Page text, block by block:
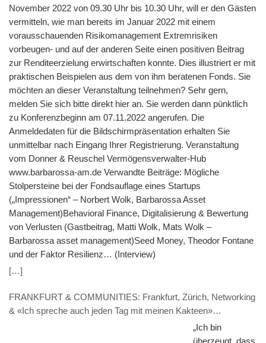
November 2022 von 09.30 Uhr bis 10.30 Uhr, will er den Gästen
vermitteln, wie man bereits im Januar 2022 mit einem
vorausschauenden Risikomanagement Extremrisiken
vorbeugen- und auf der anderen Seite einen positiven Beitrag
zur Renditeerzielung erwirtschaften konnte. Dies illustriert er mit
praktischen Beispielen aus dem von ihm beratenen Fonds. Sie
möchten an dieser Veranstaltung teilnehmen? Sehr gern,
melden Sie sich bitte direkt hier an. Sie werden dann pünktlich
zu Konferenzbeginn am 07.11.2022 angerufen. Die
Anmeldedaten für die Bildschirmpräsentation erhalten Sie
unmittelbar nach Eingang Ihrer Registrierung. Veranstaltung
vom Donner & Reuschel Vermögensverwalter-Hub
www.barbarossa-am.de Verwandte Beiträge: Mögliche
Stolpersteine bei der Fondsauflage eines Startups
(„Impressionen“ – Norbert Wolk, Barbarossa Asset
Management)Behavioral Finance, Digitalisierung & Bewertung
von Verlusten (Gastbeitrag, Matti Wolk, Mats Wolk –
Barbarossa asset management)Seed Money, Theodor Fontane
und der Faktor Resilienz… (Interview)
[…]
FRANKFURT & COMMUNITIES: Frankfurt, Zürich, Networking
& «Ich spreche auch jeden Tag mit meinen Kakteen»
(INTERVIEW – Thomas Caduff, FUNDPLAT.COM)„Ich bin
überzeugt, dass